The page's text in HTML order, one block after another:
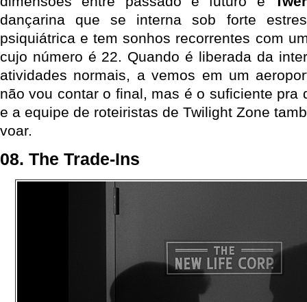
dançarina que se interna sob forte
psiquiátrica e tem sonhos recorrentes com
cujo número é 22. Quando é liberada da
atividades normais, a vemos em um
não vou contar o final, mas é o suficiente pra
e a equipe de roteiristas de Twilight Zone
voar.
08. The Trade-Ins